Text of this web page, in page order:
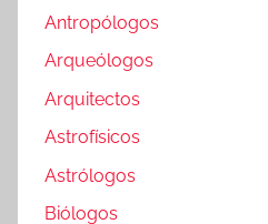
Antropólogos
Arqueólogos
Arquitectos
Astrofísicos
Astrólogos
Biólogos